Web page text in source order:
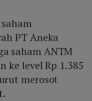
PT Aneka
saham ANTM
ke level Rp 1.385
merosot